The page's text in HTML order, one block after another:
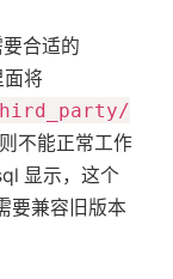
合适的
将
不能正常工作
显示，这个
要兼容旧版本